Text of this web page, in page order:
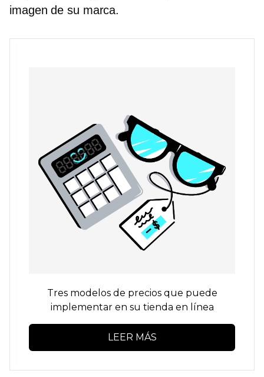
imagen de su marca.
Tres modelos de precios que puede
implementar en su tienda en línea
LEER MÁS